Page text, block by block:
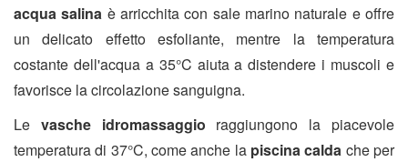
acqua salina è arricchita con sale marino naturale e offre
un delicato effetto esfoliante, mentre la temperatura
costante dell'acqua a 35°C aiuta a distendere i muscoli e
favorisce la circolazione sanguigna.
Le vasche idromassaggio raggiungono la piacevole
temperatura di 37°C, come anche la piscina calda che per